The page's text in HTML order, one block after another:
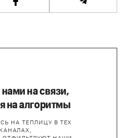
нами на связи,
на алгоритмы
НА ТЕПЛИЦУ В ТЕХ
КАНАЛАХ,